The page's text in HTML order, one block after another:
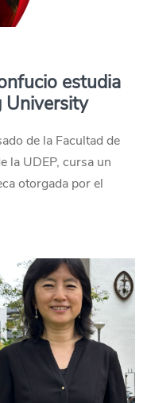
estudia
University
de la Facultad de
la UDEP, cursa un
otorgada por el